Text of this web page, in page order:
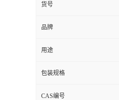
货号
品牌
用途
包装规格
CAS编号